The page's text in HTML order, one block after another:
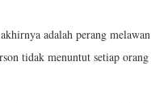
adalah perang
tidak menuntut setiap